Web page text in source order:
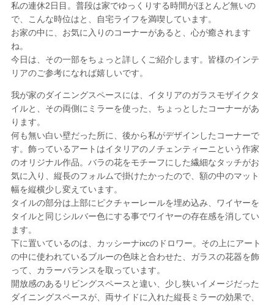
私の連休2日目。普段は家でゆっくりする時間がほとんど無いの
で、こんな時位はと、自宅ライフを満喫しています。
お家の中に、お気に入りのコーナーがあると、心が癒されます
ね。
今日は、その一部をちょっと詳しくご紹介します。皆様のインテ
リアのご参考になれば嬉しいです。
我が家のダイニングスペースには、イタリアのガラスモザイクタ
イルと、その両側にミラーを使った、ちょっとしたコーナーがあ
ります。
何も無い白い壁だった所に、後から私がデザインしたコーナーで
す。飾っているアートはイタリアのノチェンティーニという作家
のオリジナル作品。バラの花をモチーフにした繊細なタッチがお
気に入り、縦長のフォルムで掛けたかったので、額の中のマット
幅を縦横少し変えています。
タイルの部分は上部にピクチャーレールを埋め込み、ワイヤーを
タイルと同じシルバー色にする事でワイヤーの存在感を消してい
ます。
下に置いているのは、カッシーナixcのドロワー。その上にアート
の中に使われているブルーの色味と合わせた、ガラスの花器を飾
って、カラーバランスを取っています。
開放感のあるリビングスペースと違い、少し狭いイメージだった
ダイニングスペースが、両サイドに入れた縦長ミラーの効果で、